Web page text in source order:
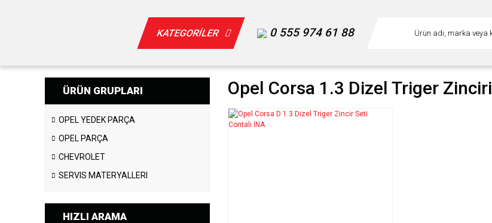
KATEGORİLER 0 555 974 61 88
ÜRÜN GRUPLARI
OPEL YEDEK PARÇA
OPEL PARÇA
CHEVROLET
SERVIS MATERYALLERI
HIZLI ARAMA
Opel Corsa 1.3 Dizel Triger Zinciri